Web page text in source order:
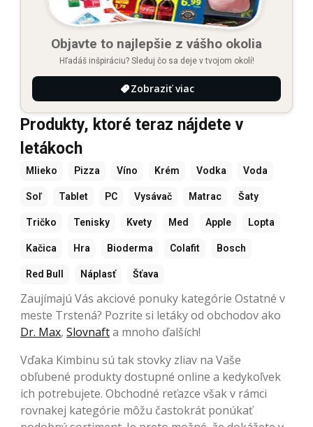
Objavte to najlepšie z vášho okolia
Hľadáš inšpiráciu? Sleduj čo sa deje v tvojom okolí!
Zobraziť viac
Produkty, ktoré teraz nájdete v
letákoch
Mlieko Pizza Víno Krém Vodka Voda
Soľ Tablet PC Vysávač Matrac Šaty
Tričko Tenisky Kvety Med Apple Lopta
Kačica Hra Bioderma Colafit Bosch
Red Bull Náplasť Šťava
Zaujímajú Vás akciové ponuky kategórie Ostatné v
meste Trstená? Pozrite si letáky od obchodov ako
Dr. Max, Slovnafta mnoho ďalších!
Vďaka Kimbinu sú tak stovky zliav na Vaše
obľubené produkty dostupné online a kedykoľvek
ich potrebujete. Obchodné reťazce však v rámci
rovnakej kategórie môžu častokrát ponúkať